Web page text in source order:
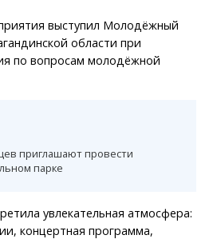
выступил Молодёжный
области при
по вопросам молодёжной
приглашают провести
парке
увлекательная атмосфера:
концертная программа,